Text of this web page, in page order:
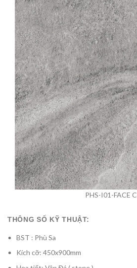
PHS-I01-FACE C
THÔNG SỐ KỸ THUẬT:
BST : Phù Sa
Kích cỡ: 450x900mm